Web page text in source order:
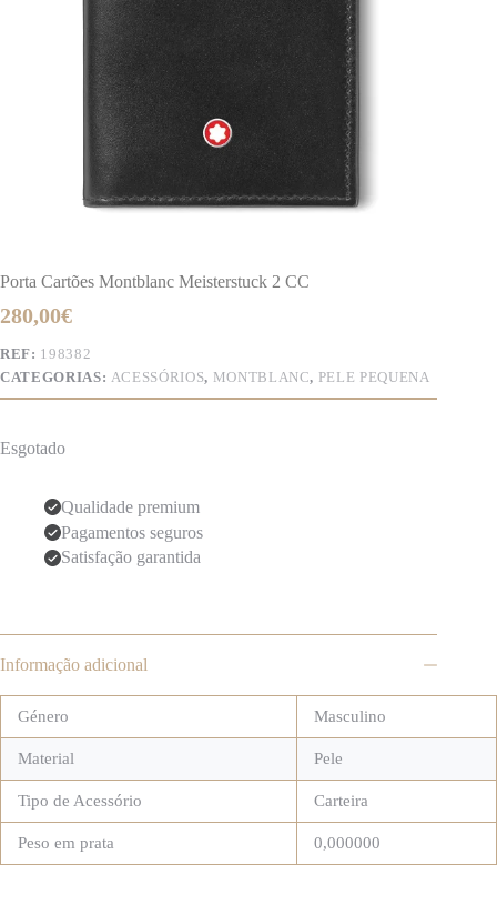
Porta Cartões Montblanc Meisterstuck 2 CC
280,00€
REF: 198382
CATEGORIAS: ACESSÓRIOS, MONTBLANC, PELE PEQUENA
Esgotado
Qualidade premium
Pagamentos seguros
Satisfação garantida
Informação adicional
Género Masculino
Material Pele
Tipo de Acessório Carteira
Peso em prata 0,000000